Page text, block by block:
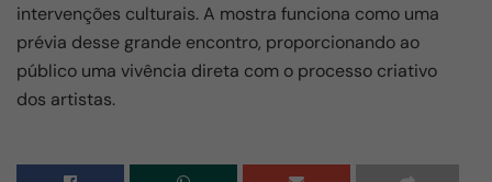
intervenções culturais. A mostra funciona como uma
prévia desse grande encontro, proporcionando ao
público uma vivência direta com o processo criativo
dos artistas.